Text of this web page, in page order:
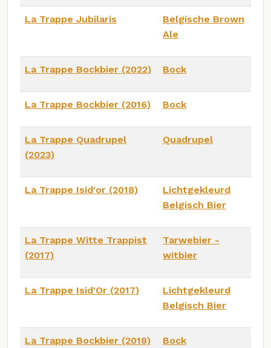
La Trappe Jubilaris
Belgische Brown
Ale
La Trappe Bockbier (2022) Bock
La Trappe Bockbier (2016) Bock
La Trappe Quadrupel
(2023)
Quadrupel
La Trappe Isid'or (2018)
Lichtgekleurd
Belgisch Bier
La Trappe Witte Trappist
(2017)
Tarwebier -
witbier
La Trappe Isid'Or (2017)
Lichtgekleurd
Belgisch Bier
La Trappe Bockbier (2018) Bock